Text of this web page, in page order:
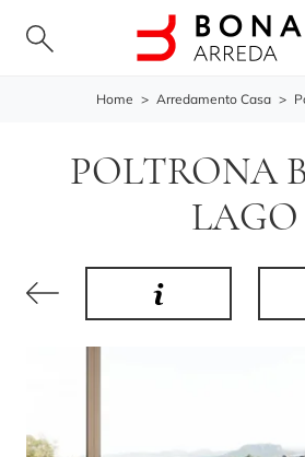
Home > Arredamento Casa >
POLTRONA
LAGO